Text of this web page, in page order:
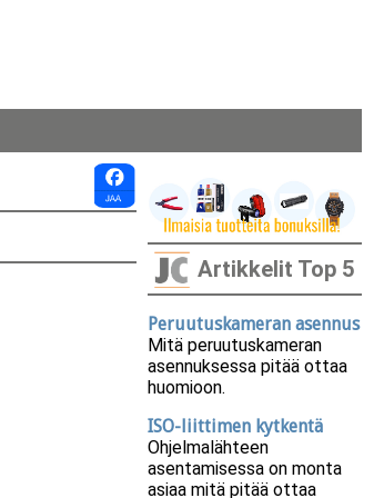
Artikkelit Top 5
Peruutuskameran asennus
Mitä peruutuskameran
asennuksessa pitää ottaa
huomioon.
ISO-liittimen kytkentä
Ohjelmalähteen
asentamisessa on monta
asiaa mitä pitää ottaa